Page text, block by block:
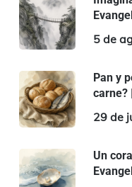
5 de
Pan y
carne?
29 de
Un